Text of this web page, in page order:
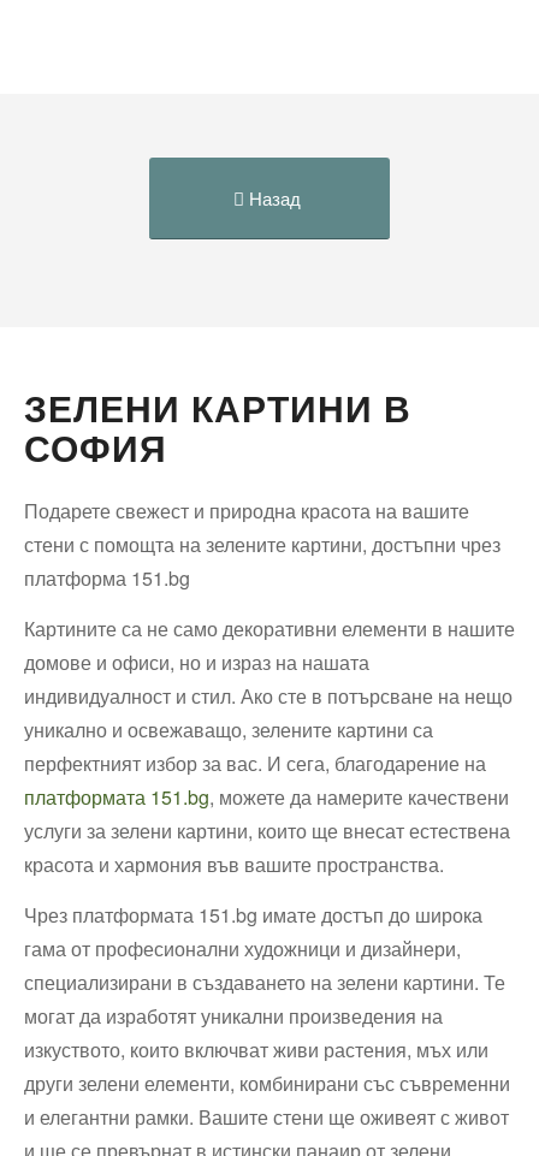
Назад
ЗЕЛЕНИ КАРТИНИ В
СОФИЯ
Подарете свежест и природна красота на вашите
стени с помощта на зелените картини, достъпни чрез
платформа 151.bg
Картините са не само декоративни елементи в нашите
домове и офиси, но и израз на нашата
индивидуалност и стил. Ако сте в потърсване на нещо
уникално и освежаващо, зелените картини са
перфектният избор за вас. И сега, благодарение на
платформата 151.bg, можете да намерите качествени
услуги за зелени картини, които ще внесат естествена
красота и хармония във вашите пространства.
Чрез платформата 151.bg имате достъп до широка
гама от професионални художници и дизайнери,
специализирани в създаването на зелени картини. Те
могат да изработят уникални произведения на
изкуството, които включват живи растения, мъх или
други зелени елементи, комбинирани със съвременни
и елегантни рамки. Вашите стени ще оживеят с живот
и ще се превърнат в истински панаир от зелени